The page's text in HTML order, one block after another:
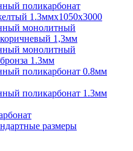
поликарбонат
1.3ммх1050х3000
монолитный
1,3мм
монолитный
1.3мм
поликарбонат 0.8мм
поликарбонат 1.3мм
размеры